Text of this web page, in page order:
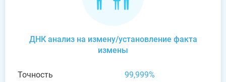
ДНК анализ на измену/установление факта
измены
Точность
99,999%